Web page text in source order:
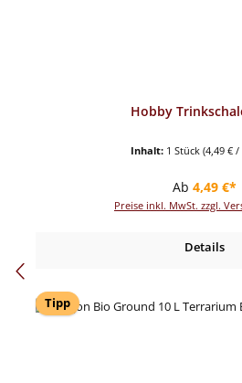
Hobby
Inhalt: 1 Stück (4,49 € /
Regulärer
Ab 4,49 €*
Preise inkl. MwSt. zzgl.
Details
Tipp